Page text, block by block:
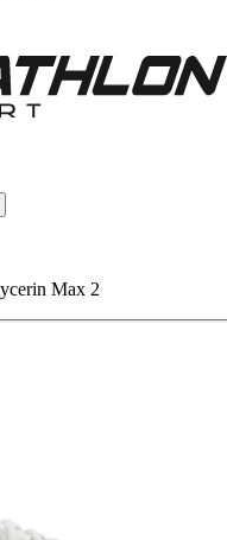
Max 2